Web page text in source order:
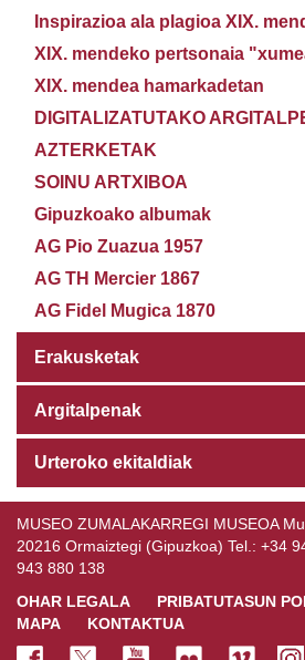
Inspirazioa ala plagioa XIX.
XIX. mendeko pertsonaia
XIX. mendea hamarkadetan
DIGITALIZATUTAKO
AZTERKETAK
SOINU ARTXIBOA
Gipuzkoako albumak
AG Pio Zuazua 1957
AG TH Mercier 1867
AG Fidel Mugica 1870
Erakusketak
Argitalpenak
Urteroko ekitaldiak
MUSEO ZUMALAKARREGI MUSEOA
20216 Ormaiztegi (Gipuzkoa) Tel.: +34
943 880 138
OHAR LEGALA
PRIBATUTASUN
MAPA
KONTAKTUA